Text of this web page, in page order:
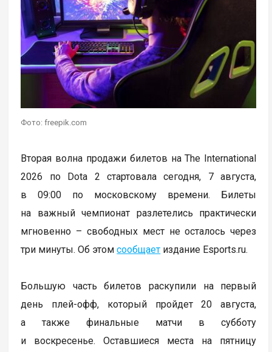
Фото: freepik.com
Вторая волна продажи билетов на The International
2026 по Dota 2 стартовала сегодня, 7 августа,
в 09:00 по московскому времени. Билеты
на важный чемпионат разлетелись практически
мгновенно – свободных мест не осталось через
три минуты. Об этомсообщает издание Esports.ru.
Большую часть билетов раскупили на первый
день плей-офф, который пройдет 20 августа,
а также финальные матчи в субботу
и воскресенье. Оставшиеся места на пятницу